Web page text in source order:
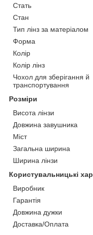
Стать
Стан
Тип лінз за матеріалом
Форма
Колір
Колір лінз
Чохол для зберігання й
транспортування
Розміри
Висота лінзи
Довжина завушника
Міст
Загальна ширина
Ширина лінзи
Користувальницькі
Виробник
Гарантія
Довжина дужки
Доставка/Оплата